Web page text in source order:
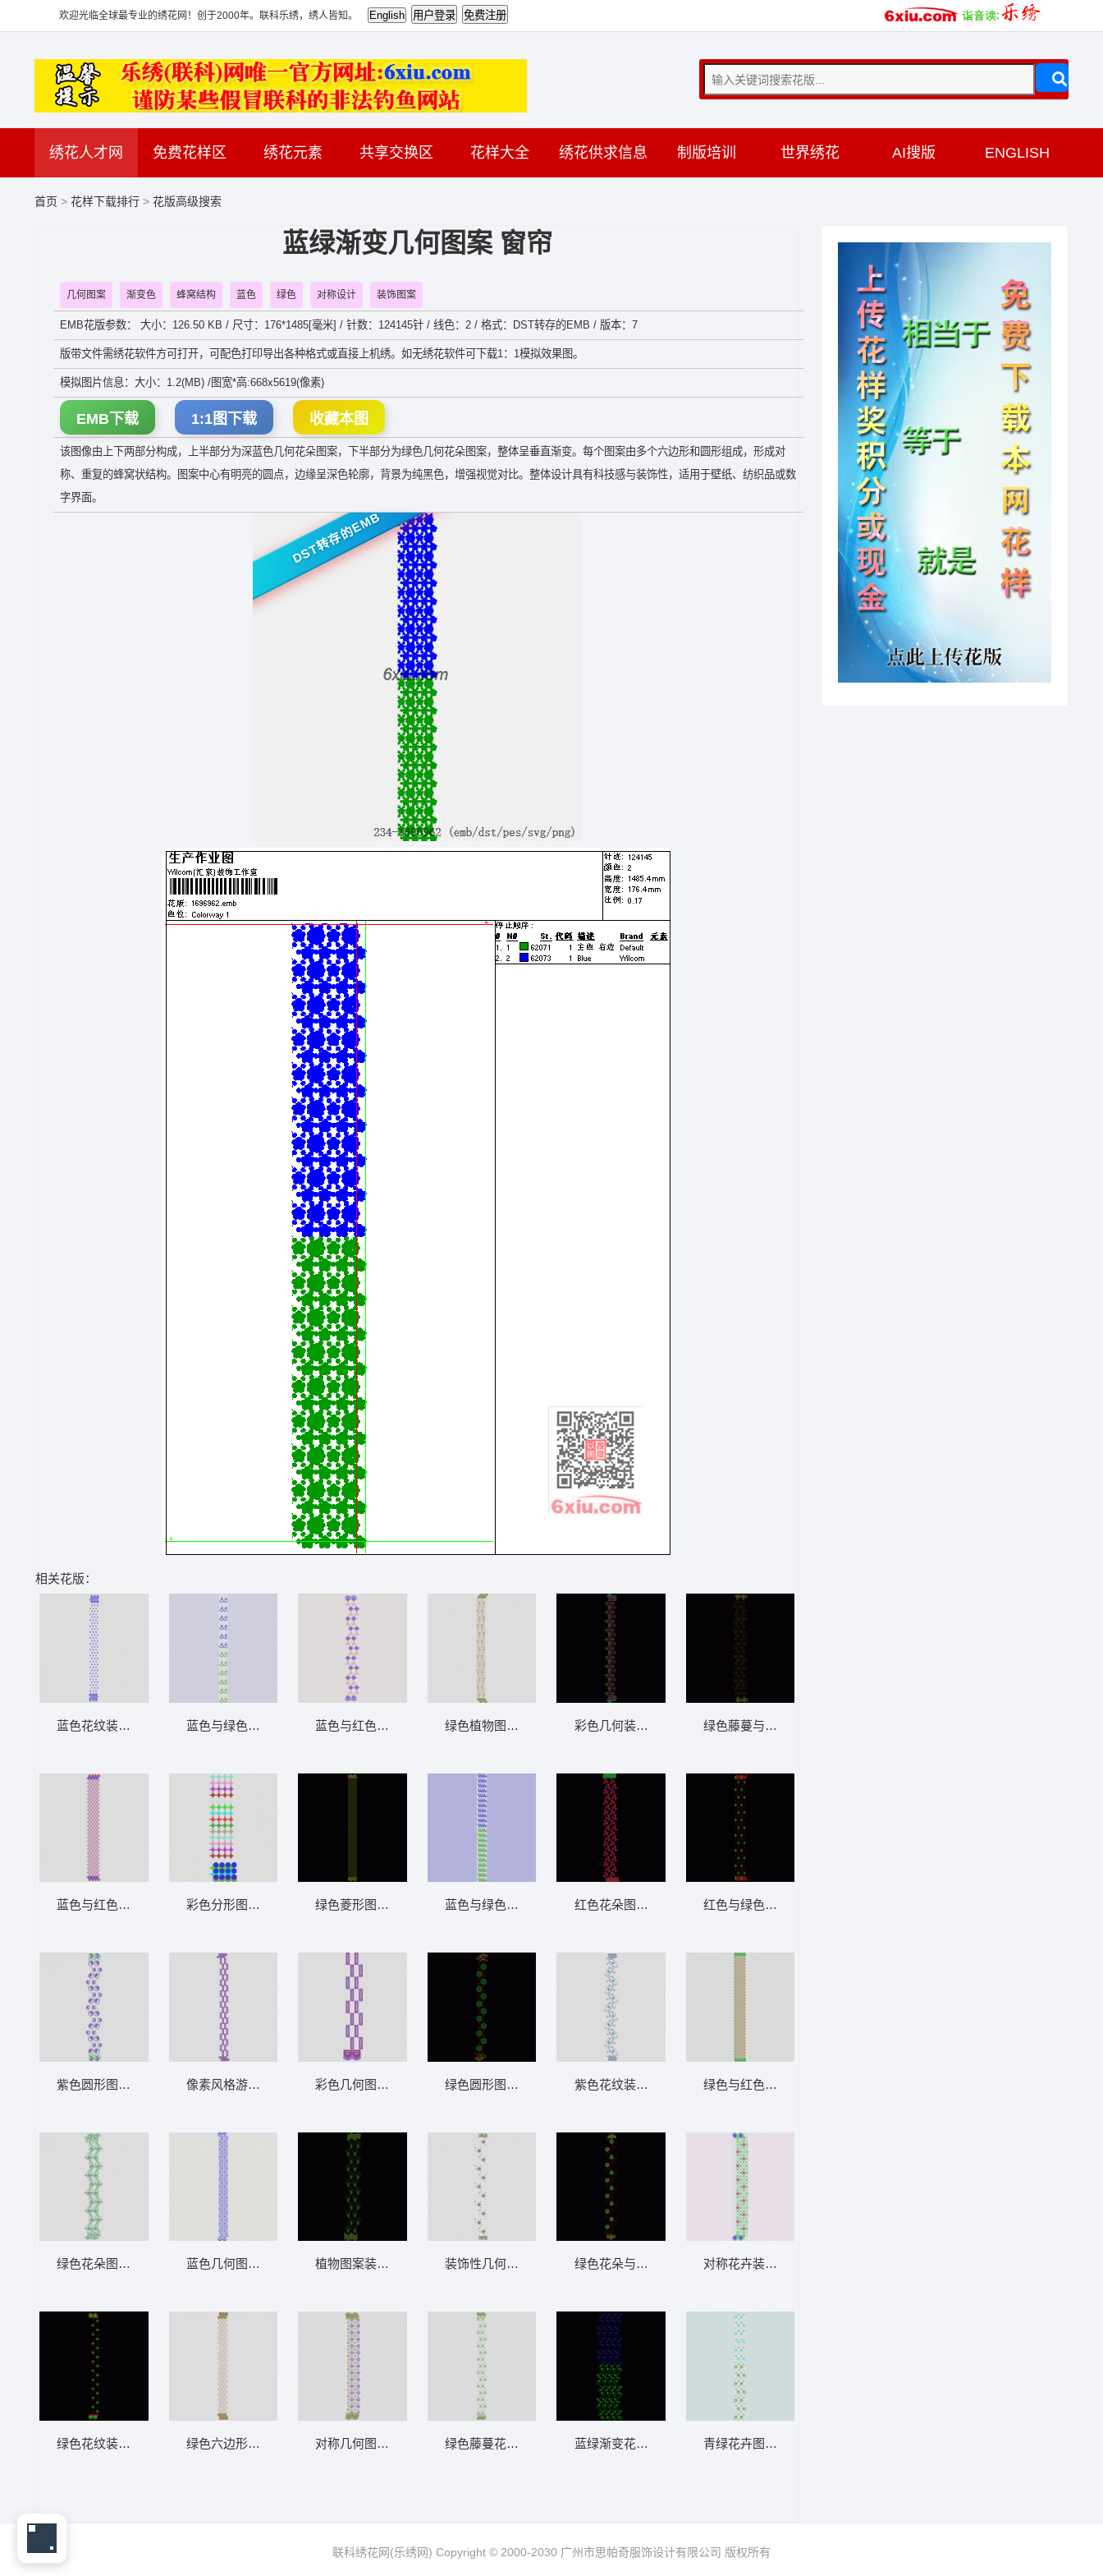
欢迎光临全球最专业的绣花网！创于2000年。联科乐绣，绣人皆知。
绣花人才网 免费花样区 绣花元素 共享交换区 花样大全 绣花供求信息 制版培训 世界绣花 AI搜版 ENGLISH
首页 > 花样下载排行 > 花版高级搜索
蓝绿渐变几何图案 窗帘
几何图案 渐变色 蜂窝结构 蓝色 绿色 对称设计 装饰图案
EMB花版参数： 大小：126.50 KB / 尺寸：176*1485[毫米] / 针数：124145针 / 线色：2 / 格式：DST转存的EMB / 版本：7
版带文件需绣花软件方可打开，可配色打印导出各种格式或直接上机绣。如无绣花软件可下载1：1模拟效果图。
模拟图片信息：大小：1.2(MB) /图宽*高:668x5619(像素)
EMB下载 1:1图下载 收藏本图
该图像由上下两部分构成，上半部分为深蓝色几何花朵图案，下半部分为绿色几何花朵图案，整体呈垂直渐变。每个图案由多个六边形和圆形组成，形成对
称、重复的蜂窝状结构。图案中心有明亮的圆点，边缘呈深色轮廓，背景为纯黑色，增强视觉对比。整体设计具有科技感与装饰性，适用于壁纸、纺织品或数
字界面。
DST转存的EMB
相关花版：
蓝色花纹装饰图案 窗帘
蓝色与红色几何图案装饰 窗帘
紫色圆形图案与绿色叶子装饰 窗帘
绿色花朵图案装饰设计 窗帘
绿色花纹装饰图案 窗帘
蓝色与绿色蕾丝图案重复排列 窗帘
彩色分形图案排列 窗帘
像素风格游戏关卡设计 窗帘
蓝色几何图案装饰带 窗帘
绿色六边形图案装饰带 窗帘
蓝色与红色几何图案排列 窗帘
绿色菱形图案装饰带 窗帘
彩色几何图案装饰带 窗帘
植物图案装饰设计 窗帘
对称几何图案装饰纹样 窗帘
绿色植物图案刺绣设计 窗帘
蓝色与绿色蕾丝图案排列 窗帘
绿色圆形图案装饰纹样 窗帘
装饰性几何图案排列 窗帘
绿色藤蔓花卉装饰图案 窗帘
彩色几何装饰图案 窗帘
红色花朵图案垂直排列 窗帘
紫色花纹装饰图案 窗帘
绿色花朵与红色轮廓装饰图案 窗帘
蓝绿渐变花卉图案装饰 窗帘
绿色藤蔓与红色圆点装饰图案 窗帘
红色与绿色花纹装饰图案 窗帘
绿色与红色几何图案布料 窗帘
对称花卉装饰图案 窗帘
青绿花卉图案装饰布 窗帘
联科绣花网(乐绣网) Copyright © 2000-2030 广州市思帕奇服饰设计有限公司 版权所有